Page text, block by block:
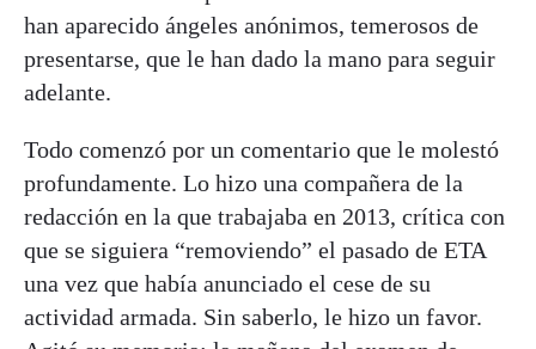
han aparecido ángeles anónimos, temerosos de
presentarse, que le han dado la mano para seguir
adelante.
Todo comenzó por un comentario que le molestó
profundamente. Lo hizo una compañera de la
redacción en la que trabajaba en 2013, crítica con
que se siguiera “removiendo” el pasado de ETA
una vez que había anunciado el cese de su
actividad armada. Sin saberlo, le hizo un favor.